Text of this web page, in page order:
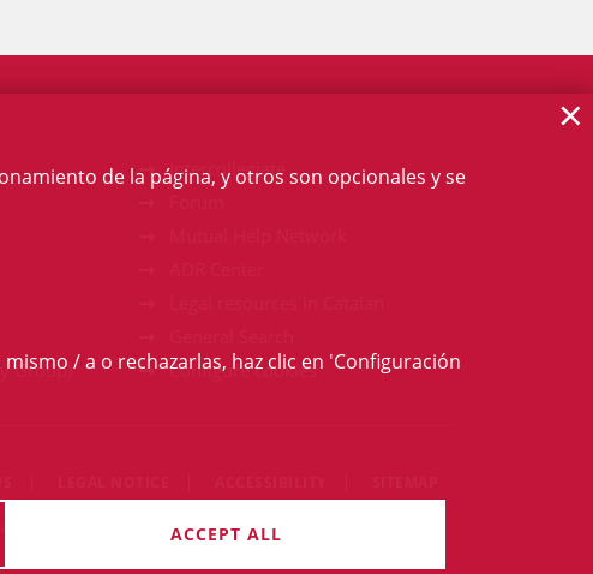
Group)
Intercollegiate
Configure cookies
All rigths reserved
de la página, y otros son opcionales y se
/ a o rechazarlas, haz clic en 'Configuración
ACCEPT ALL
×